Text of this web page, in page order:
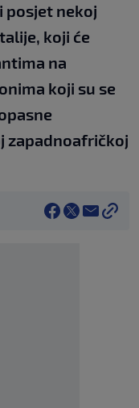
posjet nekoj
koji će
na
koji su se
zapadnoafričkoj